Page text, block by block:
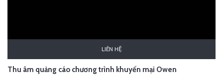
LIÊN HỆ
Thu âm quảng cáo chương trình khuyến mại Owen